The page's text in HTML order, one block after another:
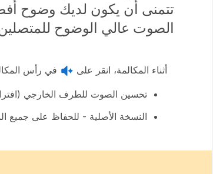
تتمنى أن يكون لديك وضوح
الصوت عالي الوضوح
أثناء المكالمة، انقر على في رأس
تحسين الصوت للطرف الخارجي
النسخة الأصلية - للحفاظ على جميع